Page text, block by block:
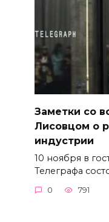
Заметки со
Лисовцом о
индустрии
10 ноября в
Телеграфа
0 791